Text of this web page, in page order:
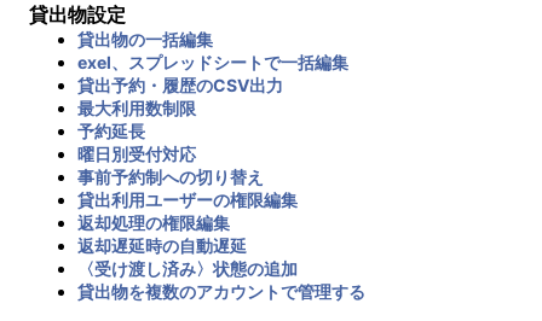
貸出物設定
貸出物の一括編集
exel、スプレッドシートで一括編集
貸出予約・履歴のCSV出力
最大利用数制限
予約延長
曜日別受付対応
事前予約制への切り替え
貸出利用ユーザーの権限編集
返却処理の権限編集
返却遅延時の自動遅延
〈受け渡し済み〉状態の追加
貸出物を複数のアカウントで管理する